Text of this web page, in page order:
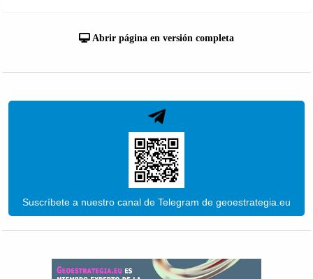
Abrir página en versión completa
Suscríbete a nuestro canal de Telegram de geoestrategia.eu